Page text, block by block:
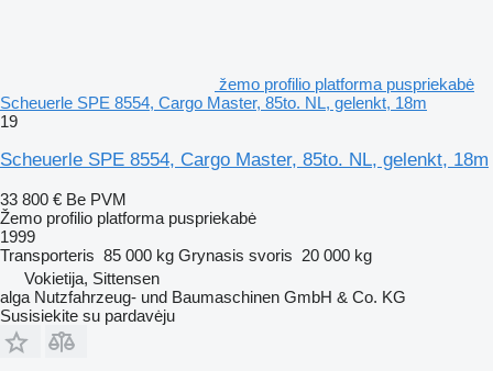
žemo profilio platforma puspriekabė
Scheuerle SPE 8554, Cargo Master, 85to. NL, gelenkt, 18m
19
Scheuerle SPE 8554, Cargo Master, 85to. NL, gelenkt, 18m
33 800 € Be PVM
Žemo profilio platforma puspriekabė
1999
Transporteris 85 000 kg Grynasis svoris 20 000 kg
Vokietija, Sittensen
alga Nutzfahrzeug- und Baumaschinen GmbH & Co. KG
Susisiekite su pardavėju